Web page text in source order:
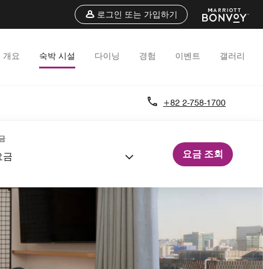
로그인 또는 가입하기
개요 숙박 시설 다이닝 경험 이벤트 갤러리
+82 2-758-1700
금 요금 조회